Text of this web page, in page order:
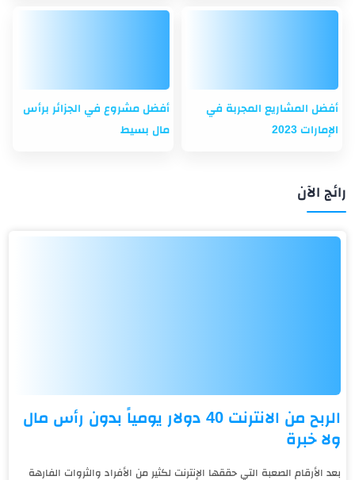
أفضل المشاريع المجربة في
الإمارات 2023
أفضل مشروع في الجزائر برأس
مال بسيط
رائج الآن
الربح من الانترنت 40 دولار يومياً بدون رأس مال
ولا خبرة
بعد الأرقام الصعبة التي حققها الإنترنت لكثير من الأفراد والثروات الفارهة